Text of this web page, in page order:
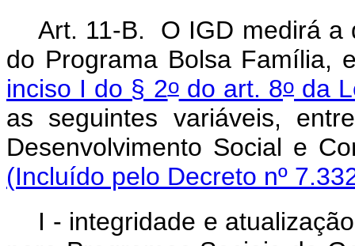
Art. 11-B. O IGD medirá a
do Programa Bolsa Família,
inciso I do § 2odo art. 8o da
as seguintes variáveis,
Desenvolvimento
(Incluído pelo Decreto nº
I - integridade e